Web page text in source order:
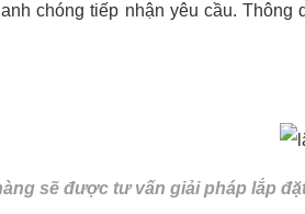
chóng tiếp nhận yêu cầu.
sẽ được tư vấn giải pháp lắp